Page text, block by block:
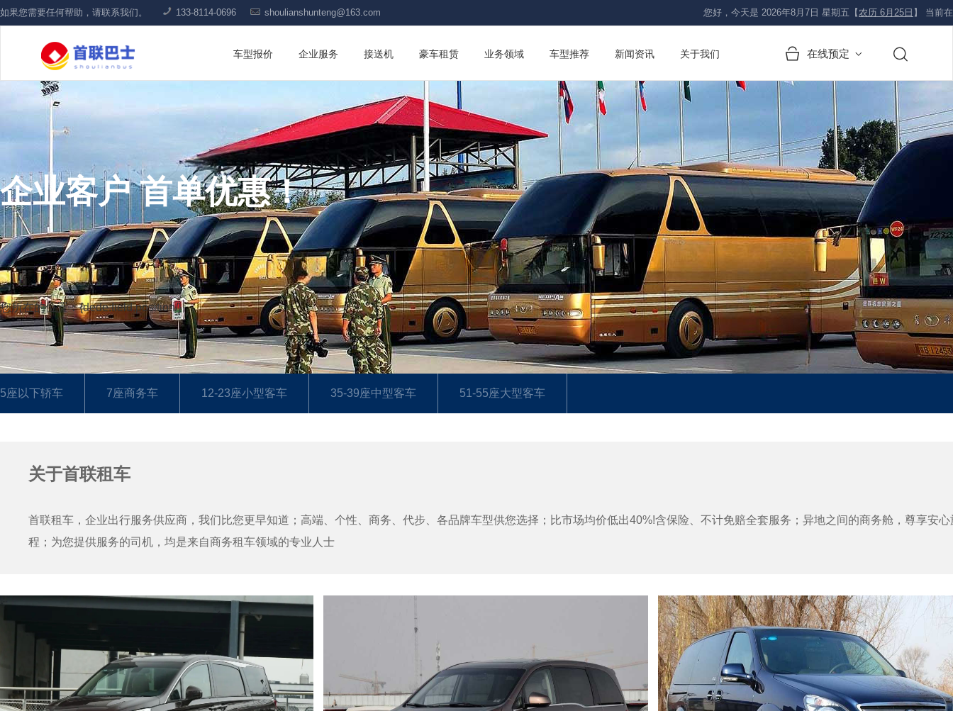
如果您需要任何帮助，请联系我们。 133-8114-0696 shoulianshunteng@163.com 您好，今天是 2026年8月7日 星期五 【农历 6月25日 】 当前
车型报价 企业服务 接送机 豪车租赁 业务领域 车型推荐 新闻资讯 关于我们 在线预定
企业客户 首单优惠！
您所在的位置：{dede:field.position/}
5座以下轿车 7座商务车 12-23座小型客车 35-39座中型客车 51-55座大型客车
关于首联租车
首联租车，企业出行服务供应商，我们比您更早知道；高端、个性、商务、代步、各品牌车型供您选择；比市场均价低出40%!含保险、不计免赔全套服务；异地之间的商务舱，尊享安心
程；为您提供服务的司机，均是来自商务租车领域的专业人士